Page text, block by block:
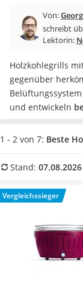
Split-Klimaanlage 2
Pelletofen
Bohrmaschine
Tiefbrunnenpumpe
Fliesenschneider
Hochdruckreiniger
Doppelschleifer
Benzinrasenmäher
Löschdecke
Winterharte Palmen
Gasdurchlauferhitzer
Service
Von:
schreibt
Lektorin:
Holzkohlegrills
gegenüber
und entwickeln
es sich um
verschiedene
Grillergebnis ist.
besonders das
1 - 2 von 7: Beste
Stand: 07.08.2026
Vergleichssieger